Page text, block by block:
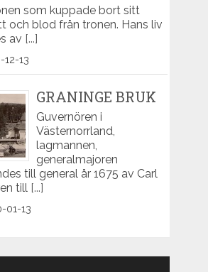
som kuppade bort sitt
och blod från tronen. Hans liv
av [...]
12-13
GRANINGE BRUK
Guvernören i
Västernorrland,
lagmannen,
generalmajoren
till general år 1675 av Carl
till [...]
01-13